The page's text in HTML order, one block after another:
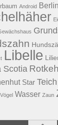
Android Berlin
Libelle
Scotia
Star Teich
Vögel Wasser Zaun